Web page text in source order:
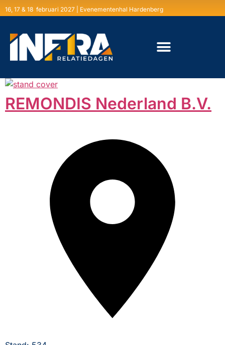
16, 17 & 18 februari 2027 | Evenementenhal Hardenberg
REMONDIS Nederland B.V.